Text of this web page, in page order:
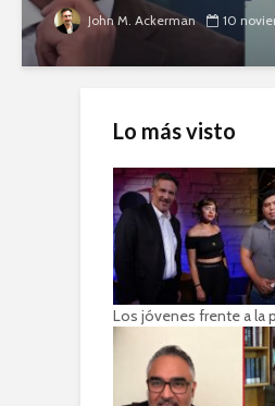
John M. Ackerman 10
Lo más visto
Los jóvenes frente a la